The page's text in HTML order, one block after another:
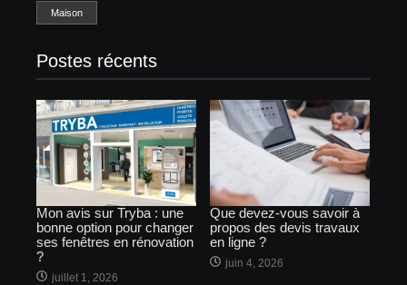
Maison
Postes récents
Mon avis sur Tryba : une
bonne option pour changer
ses fenêtres en rénovation
?
juillet 1, 2026
Que devez-vous savoir à
propos des devis travaux
en ligne ?
juin 4, 2026